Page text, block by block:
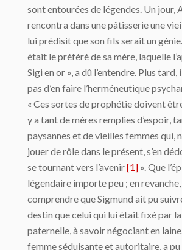
sont entourées de légendes. Un jour,
rencontra dans une pâtisserie une
lui prédisit que son fils serait un
était le préféré de sa mère, laquelle
Sigi en or », a dû l’entendre. Plus tard,
pas d’en faire l’herméneutique
« Ces sortes de prophétie doivent
y a tant de mères remplies d’espoir,
paysannes et de vieilles femmes qui,
jouer de rôle dans le présent, s’en
se tournant vers l’avenir[1] ». Que
légendaire importe peu ; en
comprendre que Sigmund ait pu
destin que celui qui lui était fixé par
paternelle, à savoir négociant en
femme séduisante et autoritaire, a